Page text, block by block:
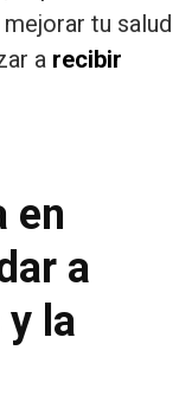
tu salud
a recibir
en
a
la